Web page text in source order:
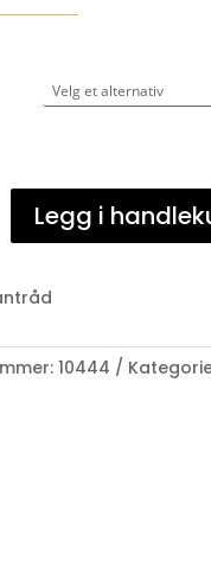
Legg i
10444